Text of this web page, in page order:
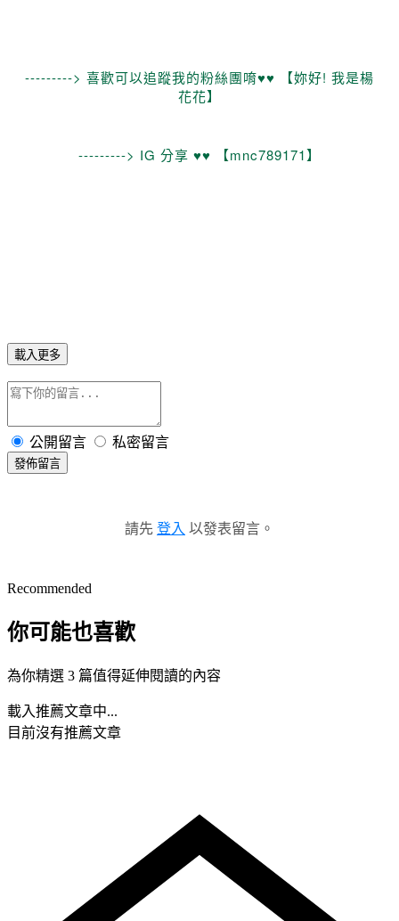
---------> 喜歡可以追蹤我的粉絲團唷♥♥ 【妳好! 我是楊
花花】
---------> IG 分享 ♥♥ 【mnc789171】
載入更多
公開留言 私密留言
發佈留言
請先 登入 以發表留言。
Recommended
你可能也喜歡
為你精選 3 篇值得延伸閱讀的內容
載入推薦文章中...
目前沒有推薦文章